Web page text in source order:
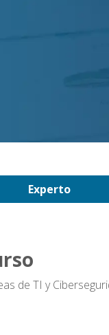
Experto
de TI y